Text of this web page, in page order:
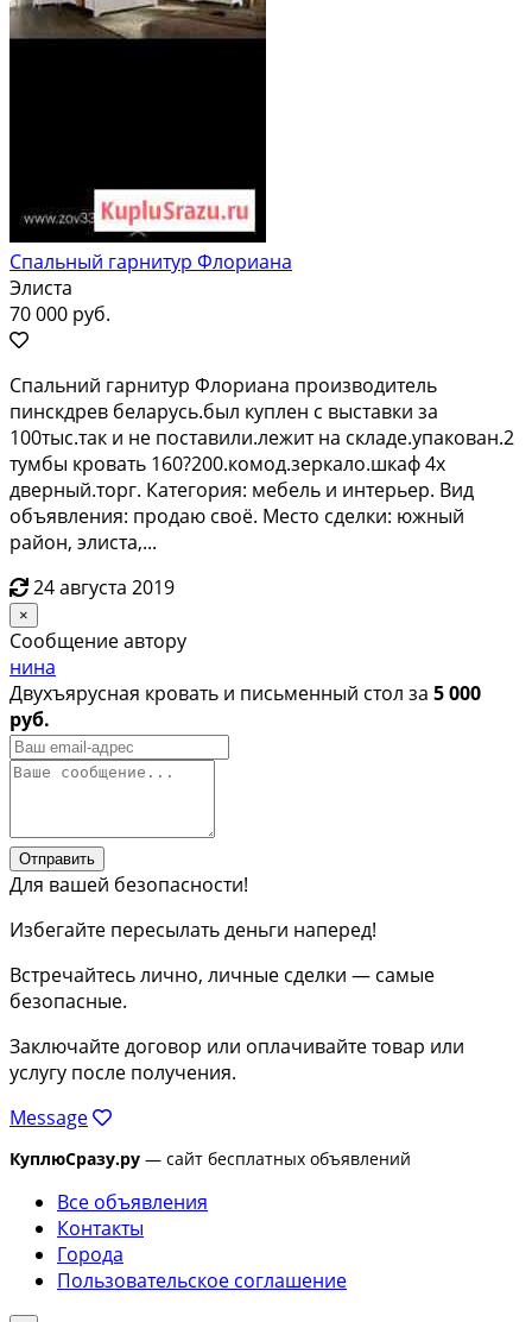
Спальный гарнитур Флориана
Элиста
70 000 руб.
Спальний гарнитур Флориана производитель
пинскдрев беларусь.был куплен с выставки за
100тыс.так и не поставили.лежит на складе.упакован.2
тумбы кровать 160?200.комод.зеркало.шкаф 4х
дверный.торг. Категория: мебель и интерьер. Вид
объявления: продаю своё. Место сделки: южный
район, элиста,...
24 августа 2019
×
Сообщение автору
нина
Двухъярусная кровать и письменный стол за 5 000
руб.
Отправить
Для вашей безопасности!
Избегайте пересылать деньги наперед!
Встречайтесь лично, личные сделки — самые
безопасные.
Заключайте договор или оплачивайте товар или
услугу после получения.
Message
КуплюСразу.ру — сайт бесплатных объявлений
Все объявления
Контакты
Города
Пользовательское соглашение